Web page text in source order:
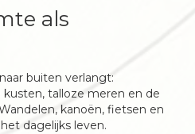
als
buiten verlangt:
talloze meren en de
kanoën, fietsen en
dagelijks leven.